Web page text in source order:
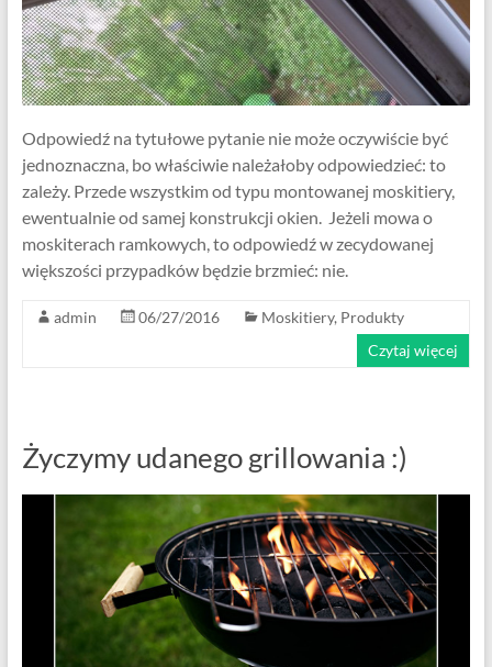
Odpowiedź na tytułowe pytanie nie może oczywiście być
jednoznaczna, bo właściwie należałoby odpowiedzieć: to
zależy. Przede wszystkim od typu montowanej moskitiery,
ewentualnie od samej konstrukcji okien. Jeżeli mowa o
moskiterach ramkowych, to odpowiedź w zecydowanej
większości przypadków będzie brzmieć: nie.
admin 06/27/2016 Moskitiery, Produkty
Czytaj więcej
Życzymy udanego grillowania :)